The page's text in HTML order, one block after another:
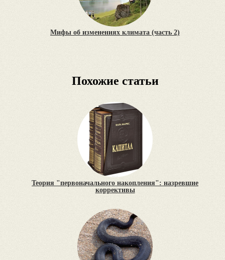
Мифы об изменениях климата (часть 2)
Похожие статьи
Теория "первоначального накопления": назревшие
коррективы